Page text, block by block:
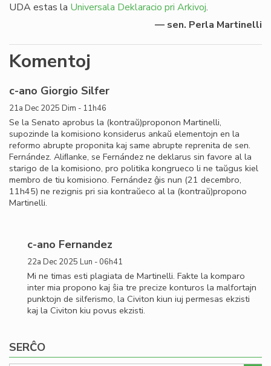
UDA estas la Universala Deklaracio pri Arkivoj.
— sen. Perla Martinelli
Komentoj
c-ano Giorgio Silfer
21a Dec 2025 Dim - 11h46
Se la Senato aprobus la (kontraŭ)proponon Martinelli,
supozinde la komisiono konsiderus ankaŭ elementojn en la
reformo abrupte proponita kaj same abrupte reprenita de sen.
Fernández. Aliﬂanke, se Fernández ne deklarus sin favore al la
starigo de la komisiono, pro politika kongrueco li ne taŭgus kiel
membro de tiu komisiono. Fernández ĝis nun (21 decembro,
11h45) ne rezignis pri sia kontraŭeco al la (kontraŭ)propono
Martinelli.
c-ano Fernandez
22a Dec 2025 Lun - 06h41
Mi ne timas esti plagiata de Martinelli. Fakte la komparo
inter mia propono kaj ŝia tre precize konturos la malfortajn
punktojn de silferismo, la Civiton kiun iuj permesas ekzisti
kaj la Civiton kiu povus ekzisti.
SERĈO